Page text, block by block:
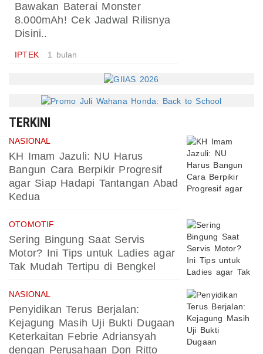
Bawakan Baterai Monster
8.000mAh! Cek Jadwal Rilisnya
Disini..
IPTEK 1 bulan
TERKINI
NASIONAL
KH Imam Jazuli: NU Harus
Bangun Cara Berpikir Progresif
agar Siap Hadapi Tantangan Abad
Kedua
OTOMOTIF
Sering Bingung Saat Servis
Motor? Ini Tips untuk Ladies agar
Tak Mudah Tertipu di Bengkel
NASIONAL
Penyidikan Terus Berjalan:
Kejagung Masih Uji Bukti Dugaan
Keterkaitan Febrie Adriansyah
dengan Perusahaan Don Ritto